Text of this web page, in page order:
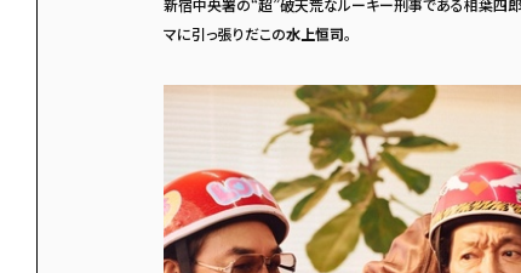
新宿中央署の“超”破天荒なルーキー刑事である相葉四
マに引っ張りだこの水上恒司。